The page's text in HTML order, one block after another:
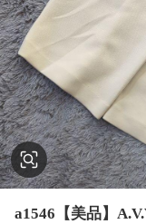
a1546【美品】